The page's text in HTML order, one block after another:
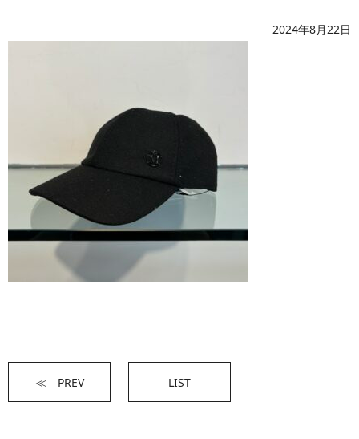
2024年8月22日
≪ PREV LIST